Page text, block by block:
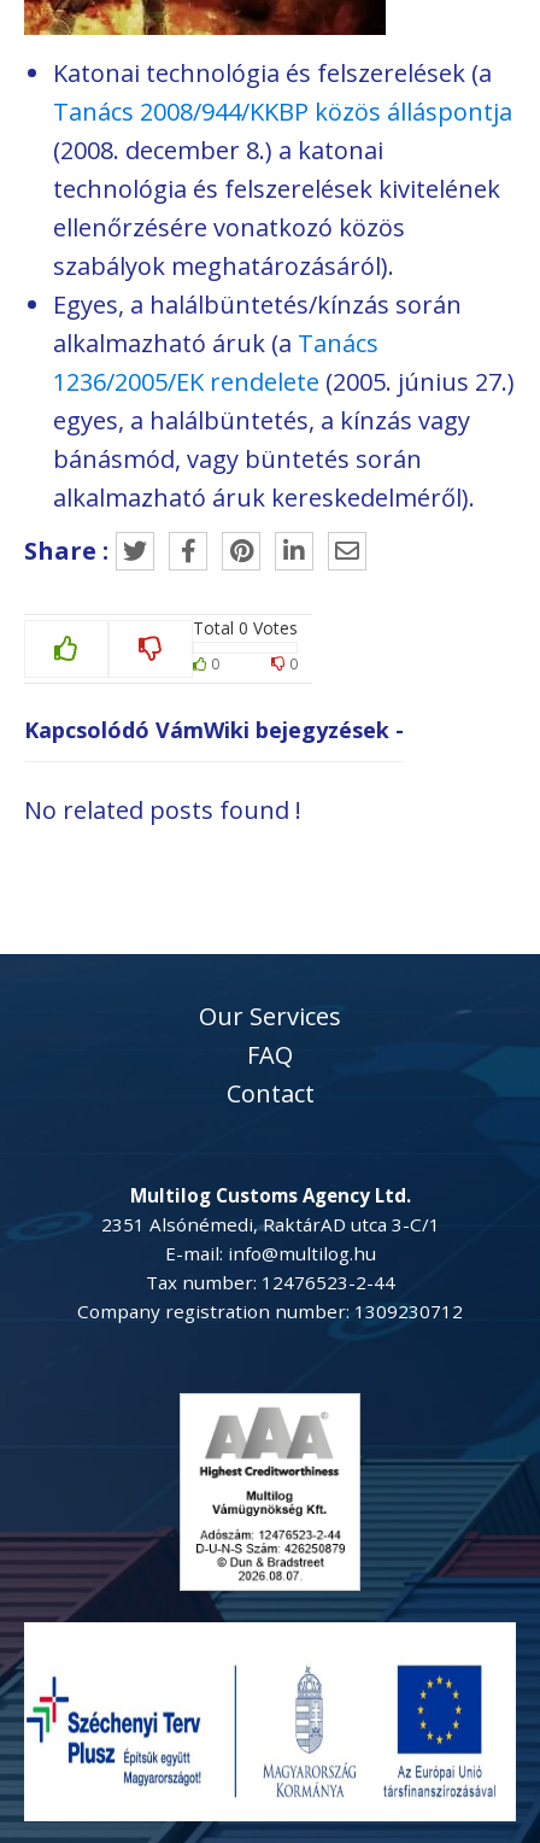
Katonai technológia és felszerelések (a
Tanács 2008/944/KKBP közös álláspontja
(2008. december 8.) a katonai
technológia és felszerelések kivitelének
ellenőrzésére vonatkozó közös
szabályok meghatározásáról).
Egyes, a halálbüntetés/kínzás során
alkalmazható áruk (a Tanács
1236/2005/EK rendelete (2005. június 27.)
egyes, a halálbüntetés, a kínzás vagy
bánásmód, vagy büntetés során
alkalmazható áruk kereskedelméről).
Share :
Total 0 Votes
0 0
Kapcsolódó VámWiki bejegyzések -
No related posts found !
Multilog Customs Agency Ltd.
2351 Alsónémedi, RaktárAD utca 3-C/1
E-mail: info@multilog.hu
Tax number: 12476523-2-44
Company registration number: 1309230712
Our Services
FAQ
Contact